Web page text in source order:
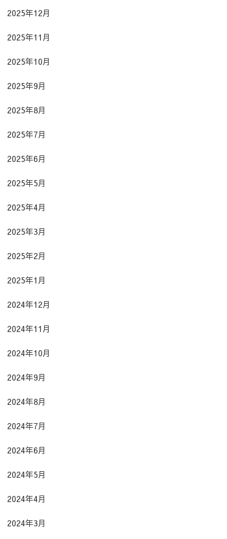
2025年12月
2025年11月
2025年10月
2025年9月
2025年8月
2025年7月
2025年6月
2025年5月
2025年4月
2025年3月
2025年2月
2025年1月
2024年12月
2024年11月
2024年10月
2024年9月
2024年8月
2024年7月
2024年6月
2024年5月
2024年4月
2024年3月